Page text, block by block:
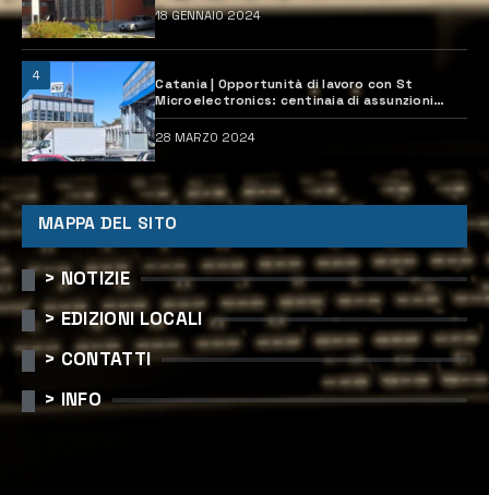
18 GENNAIO 2024
4
Catania | Opportunità di lavoro con St
Microelectronics: centinaia di assunzioni
previste
28 MARZO 2024
MAPPA DEL SITO
> NOTIZIE
> EDIZIONI LOCALI
> CONTATTI
> INFO